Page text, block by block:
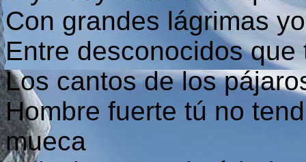
Con grandes lágrimas
Entre desconocidos
Los cantos de los
Hombre fuerte tú no
mueca